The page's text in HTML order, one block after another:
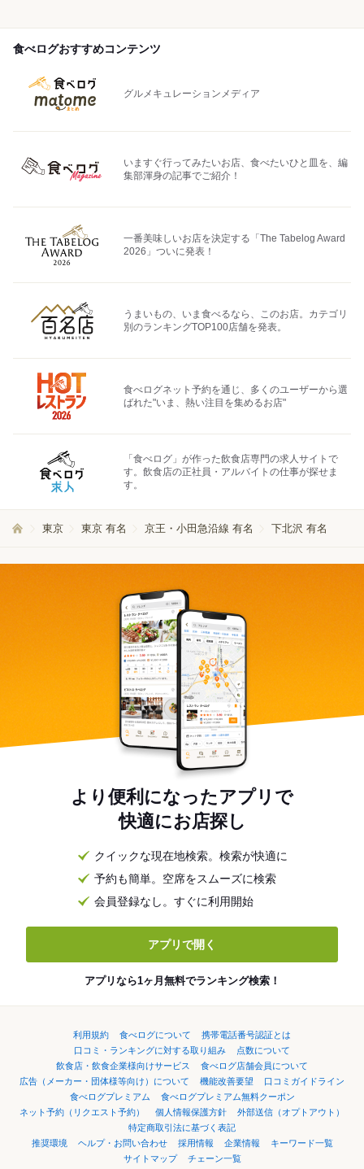
食べログおすすめコンテンツ
グルメキュレーションメディア
いますぐ行ってみたいお店、食べたいひと皿を、編
集部渾身の記事でご紹介！
一番美味しいお店を決定する「The Tabelog Award
2026」ついに発表！
うまいもの、いま食べるなら、このお店。カテゴリ
別のランキングTOP100店舗を発表。
食べログネット予約を通じ、多くのユーザーから選
ばれた"いま、熱い注目を集めるお店"
「食べログ」が作った飲食店専門の求人サイトで
す。飲食店の正社員・アルバイトの仕事が探せま
す。
東京 東京 有名 京王・小田急沿線 有名 下北沢 有名
より便利になったアプリで
快適にお店探し
クイックな現在地検索。検索が快適に
予約も簡単。空席をスムーズに検索
会員登録なし。すぐに利用開始
アプリで開く
アプリなら1ヶ月無料でランキング検索！
利用規約 食べログについて
携帯電話番号認証とは
口コミ・ランキングに対する取り組み
点数について
飲食店・飲食企業様向けサービス
食べログ店舗会員について
広告（メーカー・団体様等向け）について
機能改善要望
口コミガイドライン
食べログプレミアム
食べログプレミアム無料クーポン
ネット予約（リクエスト予約）
個人情報保護方針
外部送信（オプトアウト）
特定商取引法に基づく表記
推奨環境
ヘルプ・お問い合わせ 採用情報 企業情報
キーワード一覧
サイトマップ
チェーン一覧